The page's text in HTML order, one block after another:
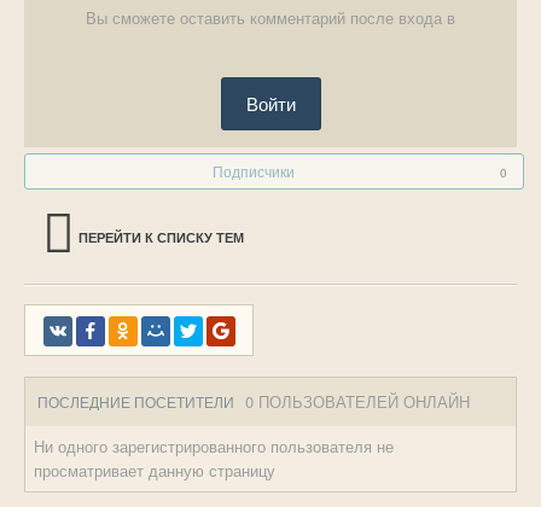
Вы сможете оставить комментарий после входа в
Войти
Подписчики 0
ПЕРЕЙТИ К СПИСКУ ТЕМ
ПОСЛЕДНИЕ ПОСЕТИТЕЛИ 0 ПОЛЬЗОВАТЕЛЕЙ ОНЛАЙН
Ни одного зарегистрированного пользователя не
просматривает данную страницу